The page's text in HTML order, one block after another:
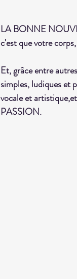
LA BONNE
c'est que votre
Et, grâce entre
simples, ludiques et
vocale et
PASSION.